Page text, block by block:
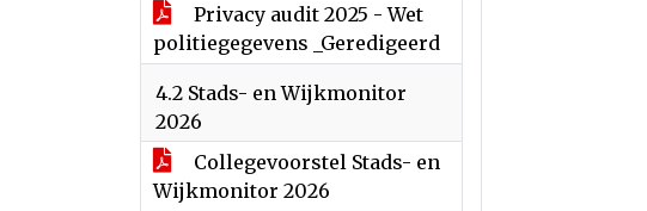
Privacy audit 2025 - Wet
politiegegevens _Geredigeerd
4.2 Stads- en Wijkmonitor
2026
Collegevoorstel Stads- en
Wijkmonitor 2026